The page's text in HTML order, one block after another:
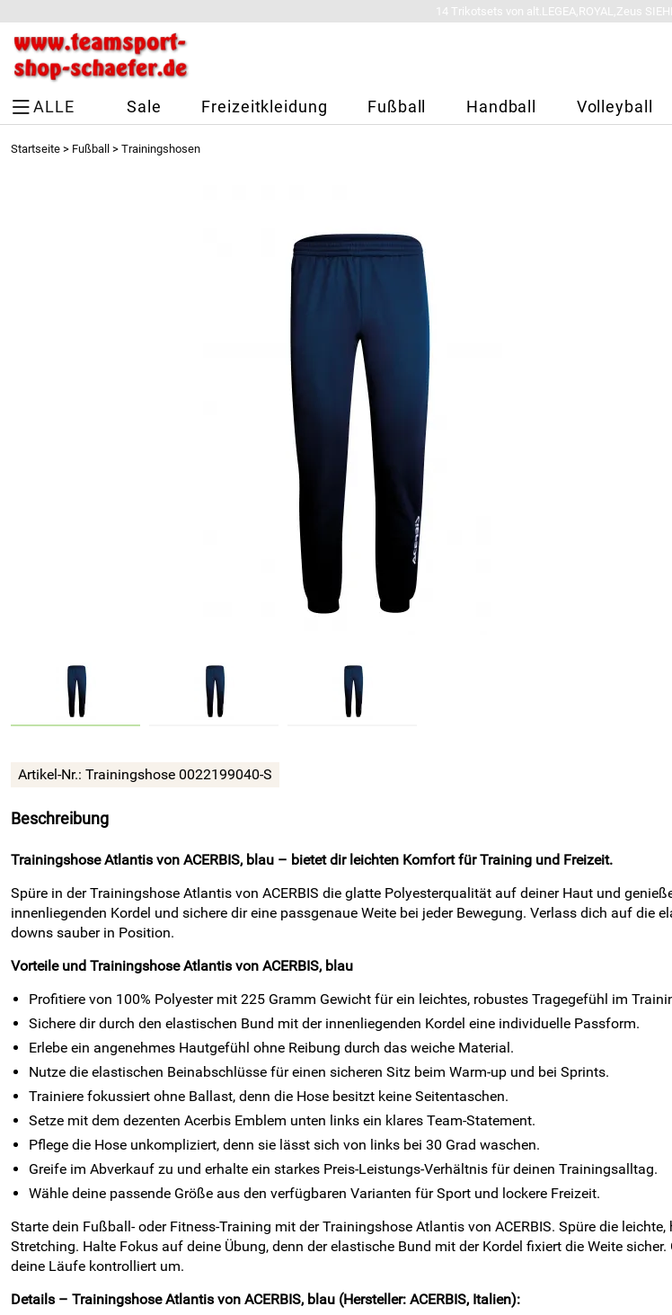
14 Trikotsets von alt.LEGEA,ROYAL,Zeus
ALLE Sale Freizeitkleidung Fußball Handball Volleyball
Startseite > Fußball > Trainingshosen
Artikel-Nr.: Trainingshose 0022199040-S
Beschreibung
Trainingshose Atlantis von ACERBIS, blau – bietet dir leichten Komfort für Training und Freizeit.
Spüre in der Trainingshose Atlantis von ACERBIS die glatte Polyesterqualität auf deiner Haut und
innenliegenden Kordel und sichere dir eine passgenaue Weite bei jeder Bewegung. Verlass dich auf die
downs sauber in Position.
Vorteile und Trainingshose Atlantis von ACERBIS, blau
Profitiere von 100% Polyester mit 225 Gramm Gewicht für ein leichtes, robustes Tragegefühl im
Sichere dir durch den elastischen Bund mit der innenliegenden Kordel eine individuelle Passform.
Erlebe ein angenehmes Hautgefühl ohne Reibung durch das weiche Material.
Nutze die elastischen Beinabschlüsse für einen sicheren Sitz beim Warm-up und bei Sprints.
Trainiere fokussiert ohne Ballast, denn die Hose besitzt keine Seitentaschen.
Setze mit dem dezenten Acerbis Emblem unten links ein klares Team-Statement.
Pflege die Hose unkompliziert, denn sie lässt sich von links bei 30 Grad waschen.
Greife im Abverkauf zu und erhalte ein starkes Preis-Leistungs-Verhältnis für deinen Trainingsalltag.
Wähle deine passende Größe aus den verfügbaren Varianten für Sport und lockere Freizeit.
Starte dein Fußball- oder Fitness-Training mit der Trainingshose Atlantis von ACERBIS. Spüre die
Stretching. Halte Fokus auf deine Übung, denn der elastische Bund mit der Kordel fixiert die Weite
deine Läufe kontrolliert um.
Details – Trainingshose Atlantis von ACERBIS, blau (Hersteller: ACERBIS, Italien):